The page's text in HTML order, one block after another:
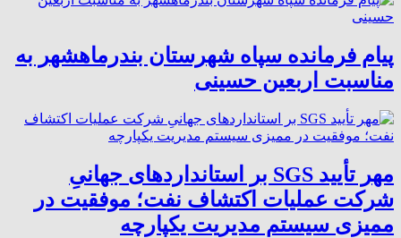
پیام فرمانده سپاه شهرستان بندرماهشهر به
مناسبت اربعین حسینی
مهر تأیید SGS بر استانداردهای جهانیِ
شرکت عملیات اکتشاف نفت؛ موفقیت در
ممیزی سیستم مدیریت یکپارچه